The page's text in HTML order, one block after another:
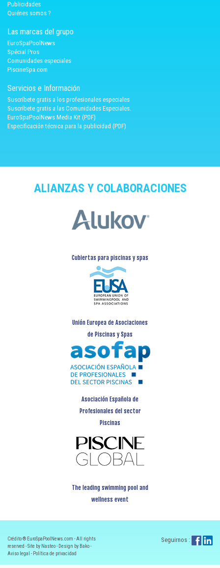
Publicidades
Quiénes somos ?
Las marcas del grupo
EuroSpaPoolNews
Spécial Pros
Comunidades especiales
PiscineSpa.com
Servicios e Información
Suscríbete gratis a los profesionales especiales
Suscríbete gratis a las Comunidades Especiales.
EuroSpaPoolNews Media Kit (PDF)
Especificación técnica para la publicidad (PDF)
ALIANZAS Y COLABORACIONES
Cubiertas para piscinas y spas
Unión Europea de Asociaciones
de Piscinas y Spas
Asociación Española de
Profesionales del sector
Piscinas
The leading swimming pool and
wellness event
Crédito ® EuroSpaPoolNews.com - All rights
reserved - Site by Nasteo - Design by Bako -
Aviso legal - Política de privacidad
Seguirnos :